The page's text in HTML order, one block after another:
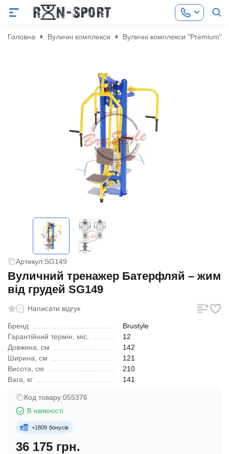
Головна Вуличні комплекси Вуличні комплекси "Premium"
Артикул:SG149
Вуличний тренажер Батерфляй – жим
від грудей SG149
Написати відгук
Бренд
Brustyle
Гарантійний термін, міс.
12
Довжина, см
142
Ширина, см
121
Висота, см
210
Вага, кг
141
Код товару:055376
В наявності
+1809 бонусів
36 175 грн.